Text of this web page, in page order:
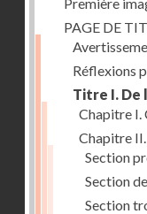
PAGE DE
Réflexions
Titre I. De
Chapitre I.
Chapitre
Section
Section
Section